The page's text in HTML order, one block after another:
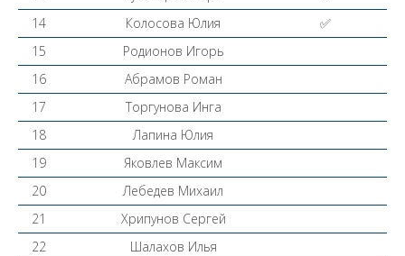
14
Колосова Юлия
✅
15
Родионов Игорь
16
Абрамов Роман
17
Торгунова Инга
18
Лапина Юлия
19
Яковлев Максим
20
Лебедев Михаил
21
Хрипунов Сергей
22
Шалахов Илья